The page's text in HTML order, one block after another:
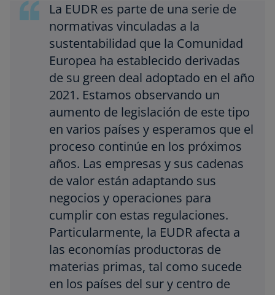
La EUDR es parte de una serie de
normativas vinculadas a la
sustentabilidad que la Comunidad
Europea ha establecido derivadas
de su green deal adoptado en el año
2021. Estamos observando un
aumento de legislación de este tipo
en varios países y esperamos que el
proceso continúe en los próximos
años. Las empresas y sus cadenas
de valor están adaptando sus
negocios y operaciones para
cumplir con estas regulaciones.
Particularmente, la EUDR afecta a
las economías productoras de
materias primas, tal como sucede
en los países del sur y centro de